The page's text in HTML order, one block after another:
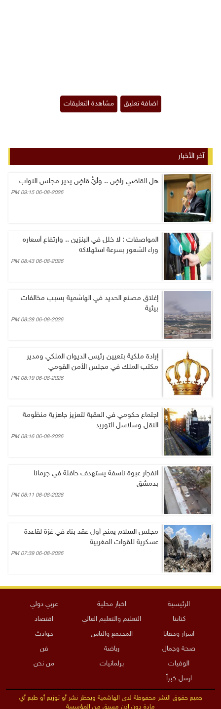
آخر الأخبار
هل القاضي راضٍ .. وأيُّ قاضٍ يدير مجلس النواب
06-08-2026 09:15 PM
المواصفات : لا خلل في البنزين .. وارتفاع أسعاره
وراء الشعور بسرعة استهلاكه
06-08-2026 08:43 PM
إغلاق مصنع الحديد في الهاشمية بسبب مخالفات
بيئية
06-08-2026 08:28 PM
إرادة ملكية بتعيين رئيس الديوان الملكي ومدير
مكتب الملك في مجلس الأمن القومي
06-08-2026 08:19 PM
اجتماع حكومي في العقبة لتعزيز جاهزية منظومة
النقل وسلاسل التوريد
06-08-2026 08:16 PM
انفجار عبوة ناسفة يستهدف حافلة في جرمانا
بدمشق
06-08-2026 08:11 PM
مجلس السلام يمنح أول عقد بناء في غزة لقاعدة
عسكرية للقوات المغربية
06-08-2026 07:39 PM
الرئيسية اخبار محلية
عربي دولي
كتابنا
التعليم والتعليم العالي
اقتصاد
اسرار وخفايا
المجتمع والناس
حوادث
صحة وجمال
رياضة
فن
الوفيات
برلمانيات
من نحن
ارسل خبراً
جميع حقوق النشر محفوظة لدى الهاشمية ويحظر نشر أو توزيع أو طبع أي
مادة دون إذن مسبق من المؤسسة